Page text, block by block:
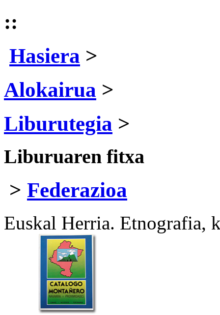
::
Hasiera >
Alokairua >
Liburutegia >
Liburuaren fitxa
> Federazioa
Euskal Herria. Etnografia,